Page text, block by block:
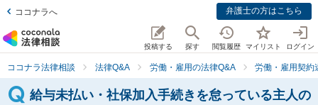
ココナラへ 弁護士の方はこちら
投稿する 探す 閲覧履歴 マイリスト ログイン
ココナラ法律相談 法律Q&A 労働・雇用の法律Q&A 労働・雇用契約
給与未払い・社保加入手続きを怠っている主人の